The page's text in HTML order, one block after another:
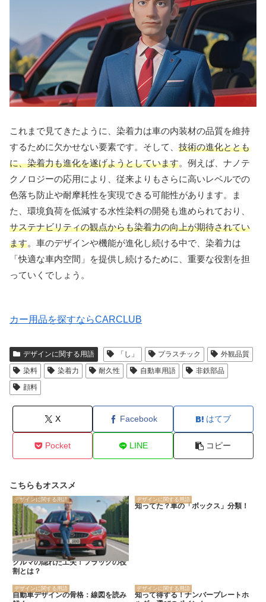
これまで見てきたように、染着力は車の内装材の品質を維持
するために欠かせない要素です。そして、 技術の進化ととも
に、染着力も進化を遂げようとしています。例えば、ナノテ
クノロジーの応用により、従来よりもさらに高いレベルでの
色落ち防止や耐摩耗性を実現できる可能性があります。ま
た、環境負荷を低減する水性染料の開発も進められており、
サステナビリティの観点からも染着力の向上が期待されてい
ます。車のデザインや機能が進化し続ける中で、染着力は
「快適な車内空間」を提供し続けるために、重要な役割を担
っていくでしょう。
カー用品を探すならCARCLUB
デザインに関する用語 「し」 プラスチック
外観品質
染料
染着力 耐久性 自動車用語
非鉄部品
顔料
X Facebook はてブ
Pocket LINE コピー
こちらもオススメ
デザインに関する用語
クルマの隠れた工夫！フラッグの役
割とは？
デザインに関する用語
知ってた？車の「ボックス」分類！
デザインに関する用語
自動車デザインの骨格：線図を読み
デザインに関する用語
知って得する！ナンバープレートホ